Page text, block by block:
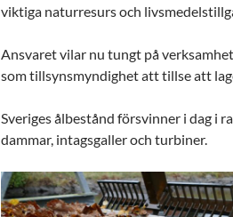
viktiga naturresurs och
Ansvaret vilar nu tungt på
som tillsynsmyndighet att tillse att
Sveriges ålbestånd försvinner i dag i
dammar, intagsgaller och turbiner.